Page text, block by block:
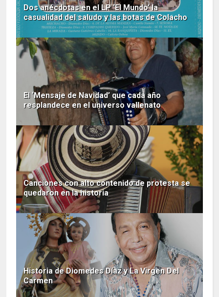
Dos anécdotas en el LP ‘El Mundo’ la
casualidad del saludo y las botas de Colacho
El ‘Mensaje de Navidad’ que cada año
resplandece en el universo vallenato
Canciones con alto contenido de protesta se
quedaron en la historia
Historia de Diomedes Díaz y La Virgen Del
Carmen